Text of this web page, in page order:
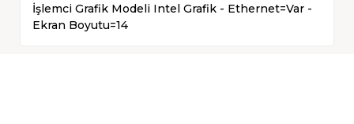
İşlemci Grafik Modeli Intel Grafik - Ethernet=Var -
Ekran Boyutu=14